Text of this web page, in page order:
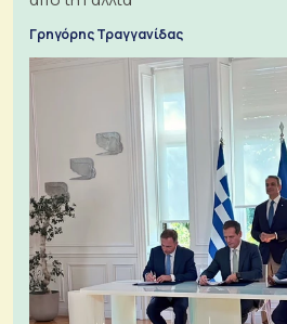
Γρηγόρης Τραγγανίδας